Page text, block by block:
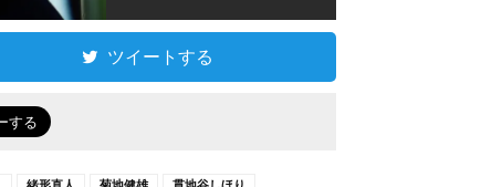
ツイートする